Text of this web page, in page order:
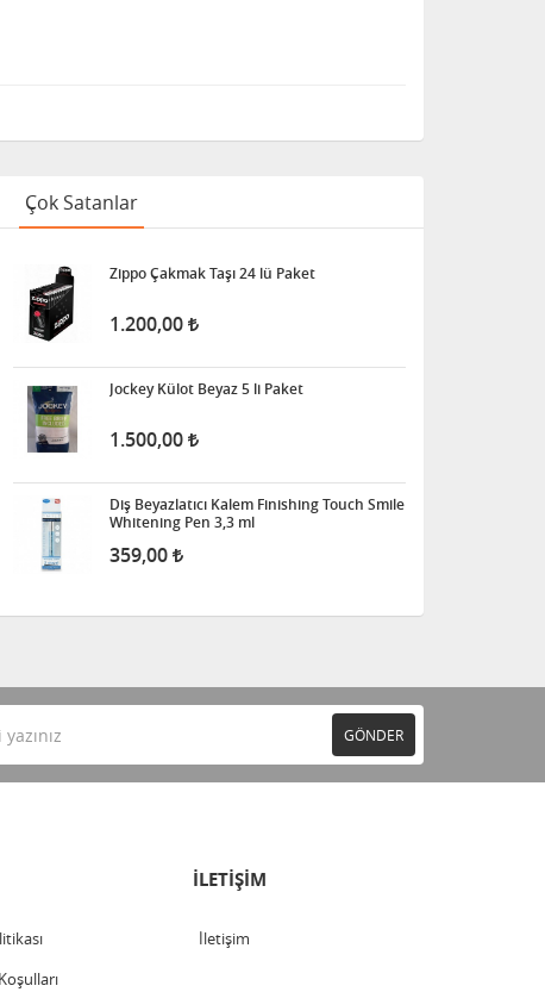
Çok Satanlar
Zippo Çakmak Taşı 24 lü Paket
1.200,00
Jockey Külot Beyaz 5 li Paket
1.500,00
Diş Beyazlatıcı Kalem Finishing Touch Smile
Whitening Pen 3,3 ml
359,00
GÖNDER
İLETİŞİM
İletişim